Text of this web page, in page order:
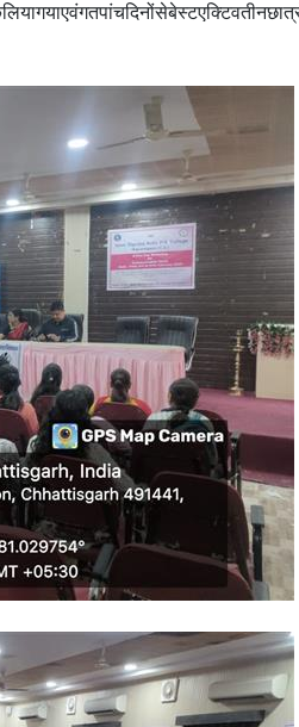
लियागयाएवंगतपांचदिनोंसेबेस्टएक्टिवतीन